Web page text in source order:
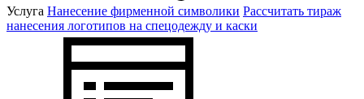
Услуга Нанесение фирменной символики Рассчитать тираж
нанесения логотипов на спецодежду и каски